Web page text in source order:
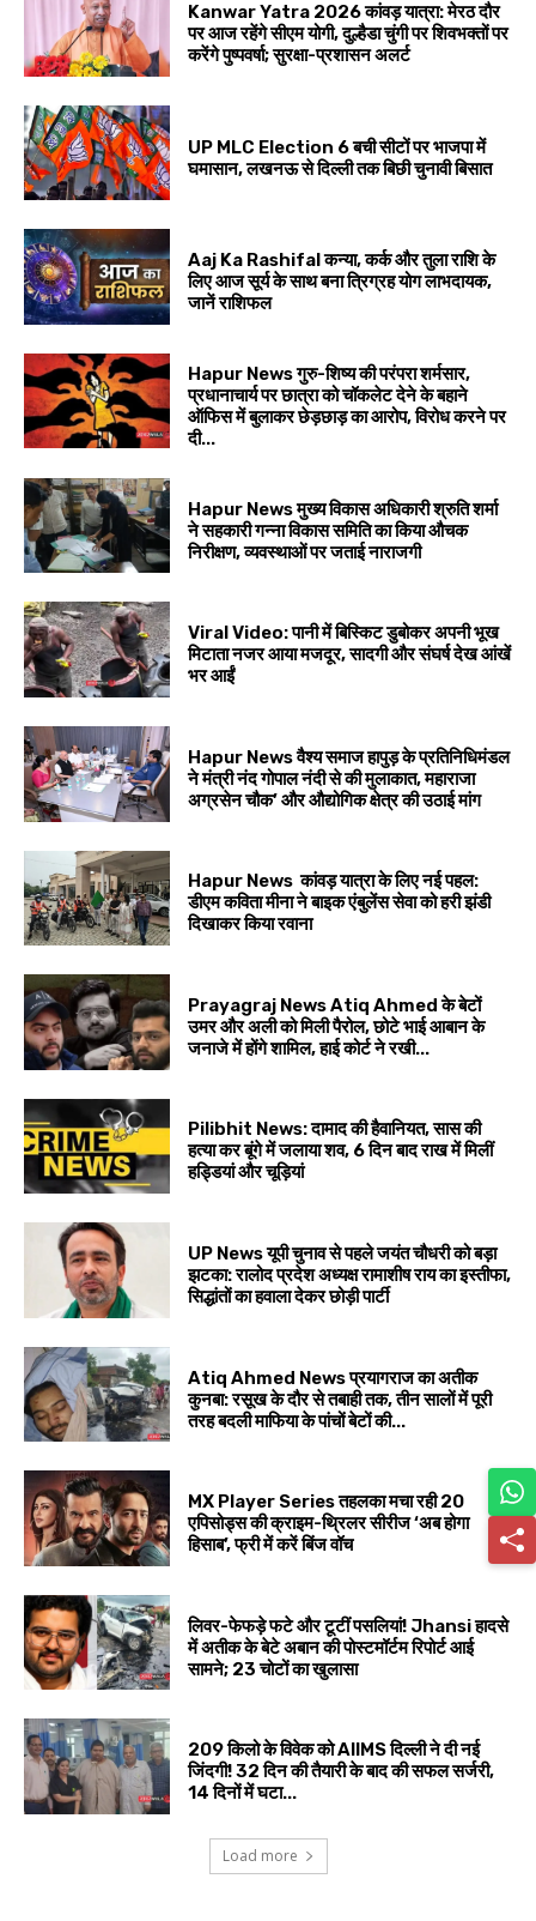
Kanwar Yatra 2026 कांवड़ यात्रा: मेरठ दौर
पर आज रहेंगे सीएम योगी, दुल्हैडा चुंगी पर शिवभक्तों पर
करेंगे पुष्पवर्षा; सुरक्षा-प्रशासन अलर्ट
UP MLC Election 6 बची सीटों पर भाजपा में
घमासान, लखनऊ से दिल्ली तक बिछी चुनावी बिसात
Aaj Ka Rashifal कन्या, कर्क और तुला राशि के
लिए आज सूर्य के साथ बना त्रिग्रह योग लाभदायक,
जानें राशिफल
Hapur News गुरु-शिष्य की परंपरा शर्मसार,
प्रधानाचार्य पर छात्रा को चॉकलेट देने के बहाने
ऑफिस में बुलाकर छेड़छाड़ का आरोप, विरोध करने पर
दी...
Hapur News मुख्य विकास अधिकारी श्रुति शर्मा
ने सहकारी गन्ना विकास समिति का किया औचक
निरीक्षण, व्यवस्थाओं पर जताई नाराजगी
Viral Video: पानी में बिस्किट डुबोकर अपनी भूख
मिटाता नजर आया मजदूर, सादगी और संघर्ष देख आंखें
भर आईं
Hapur News वैश्य समाज हापुड़ के प्रतिनिधिमंडल
ने मंत्री नंद गोपाल नंदी से की मुलाकात, महाराजा
अग्रसेन चौक’ और औद्योगिक क्षेत्र की उठाई मांग
Hapur News कांवड़ यात्रा के लिए नई पहल:
डीएम कविता मीना ने बाइक एंबुलेंस सेवा को हरी झंडी
दिखाकर किया रवाना
Prayagraj News Atiq Ahmed के बेटों
उमर और अली को मिली पैरोल, छोटे भाई आबान के
जनाजे में होंगे शामिल, हाई कोर्ट ने रखी...
Pilibhit News: दामाद की हैवानियत, सास की
हत्या कर बूंगे में जलाया शव, 6 दिन बाद राख में मिलीं
हड्डियां और चूड़ियां
UP News यूपी चुनाव से पहले जयंत चौधरी को बड़ा
झटका: रालोद प्रदेश अध्यक्ष रामाशीष राय का इस्तीफा,
सिद्धांतों का हवाला देकर छोड़ी पार्टी
Atiq Ahmed News प्रयागराज का अतीक
कुनबा: रसूख के दौर से तबाही तक, तीन सालों में पूरी
तरह बदली माफिया के पांचों बेटों की...
MX Player Series तहलका मचा रही 20
एपिसोड्स की क्राइम-थ्रिलर सीरीज ‘अब होगा
हिसाब’, फ्री में करें बिंज वॉच
लिवर-फेफड़े फटे और टूटीं पसलियां! Jhansi हादसे
में अतीक के बेटे अबान की पोस्टमॉर्टम रिपोर्ट आई
सामने; 23 चोटों का खुलासा
209 किलो के विवेक को AIIMS दिल्ली ने दी नई
जिंदगी! 32 दिन की तैयारी के बाद की सफल सर्जरी,
14 दिनों में घटा...
Load more